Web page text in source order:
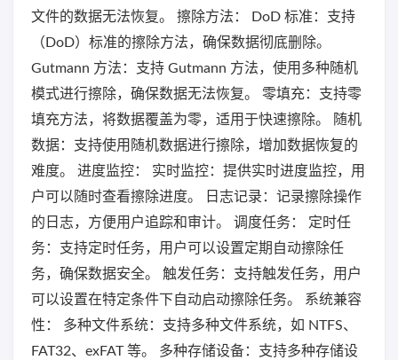
文件的数据无法恢复。 擦除方法： DoD 标准：支持
（DoD）标准的擦除方法，确保数据彻底删除。
Gutmann 方法：支持 Gutmann 方法，使用多种随机
模式进行擦除，确保数据无法恢复。 零填充：支持零
填充方法，将数据覆盖为零，适用于快速擦除。 随机
数据：支持使用随机数据进行擦除，增加数据恢复的
难度。 进度监控： 实时监控：提供实时进度监控，用
户可以随时查看擦除进度。 日志记录：记录擦除操作
的日志，方便用户追踪和审计。 调度任务： 定时任
务：支持定时任务，用户可以设置定期自动擦除任
务，确保数据安全。 触发任务：支持触发任务，用户
可以设置在特定条件下自动启动擦除任务。 系统兼容
性： 多种文件系统：支持多种文件系统，如 NTFS、
FAT32、exFAT 等。 多种存储设备：支持多种存储设